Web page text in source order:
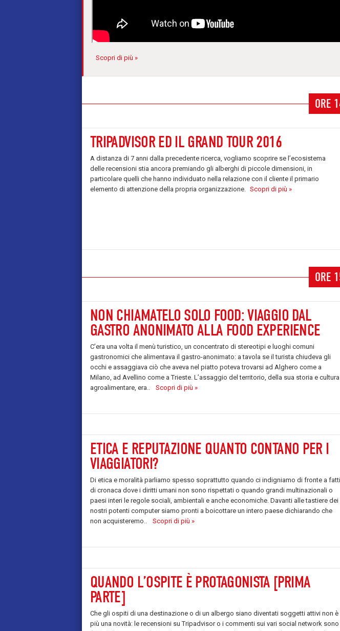
Scopri di più »
ORE
TRIPADVISOR ED IL GRAND TOUR 2016
A distanza di 7 anni dalla precedente ricerca, vogliamo scoprire se l’ecosistema
delle recensioni stia ancora premiando gli alberghi di piccole dimensioni, in
particolare quelli che hanno individuato nella relazione con il cliente il primario
elemento di attenzione della propria organizzazione. Scopri di più »
ORE
NON CHIAMATELO SOLO FOOD: VIAGGIO DAL
GASTRO ANONIMATO ALLA FOOD EXPERIENCE
C’era una volta il menù turistico, un concentrato di stereotipi e luoghi comuni
gastronomici che alimentava il gastro-anonimato: a tavola se il turista chiudeva gli
occhi e assaggiava ciò che aveva nel piatto poteva trovarsi ad Alghero come a
Milano, ad Avellino come a Trieste. L’assaggio del territorio, della sua storia e cultura
agroalimentare, era..
Scopri di più »
ETICA E REPUTAZIONE QUANTO CONTANO PER I
VIAGGIATORI?
Di etica e moralità parliamo spesso soprattutto quando ci indigniamo di fronte a fatti
di cronaca dove i diritti umani non sono rispettati o quando grandi multinazionali o
paesi interi le regole sociali, ambientali e anche economiche. Davanti alle tastiere dei
nostri potenti computer siamo pronti a boicottare un intero paese dichiarando che
non acquisteremo..
Scopri di più »
QUANDO L’OSPITE È PROTAGONISTA [PRIMA
PARTE]
Che gli ospiti di una destinazione o di un albergo siano diventati soggetti attivi non è
più una novità: le recensioni su Tripadvisor o i commenti sui vari social network sono